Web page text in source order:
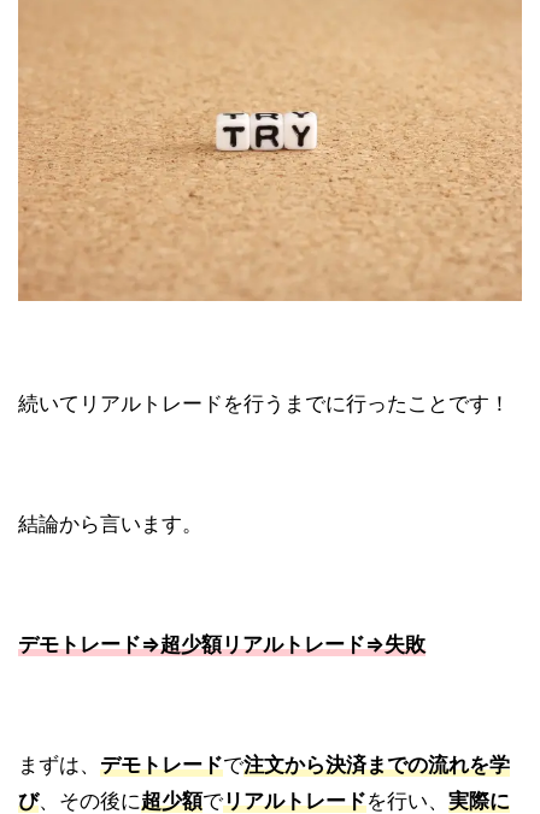
続いてリアルトレードを行うまでに行ったことです！
結論から言います。
デモトレード⇒超少額リアルトレード⇒失敗
まずは、 デモトレードで注文から決済までの流れを学
び、その後に超少額でリアルトレードを行い、 実際に